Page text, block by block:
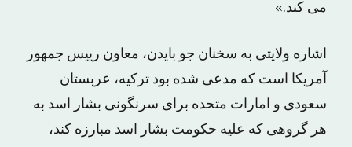
می کند.»
اشاره ولایتی به سخنان جو بایدن، معاون رییس جمهور
آمریکا است که مدعی شده بود ترکیه، عربستان
سعودی و امارات متحده برای سرنگونی بشار اسد به
هر گروهی که علیه حکومت بشار اسد مبارزه کند،